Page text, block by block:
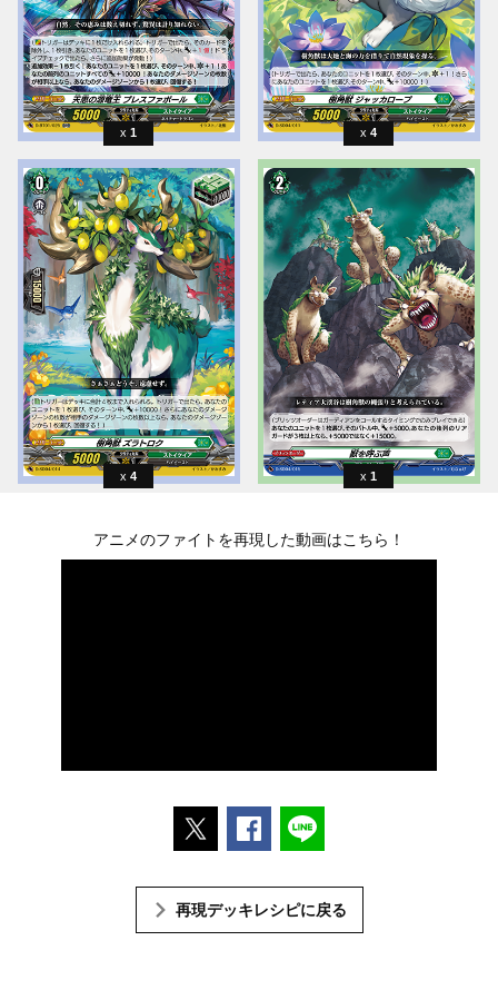
1 4
4 1
アニメのファイトを再現した動画はこちら！
ポストするFacebookでシェアする
再現デッキレシピに戻る